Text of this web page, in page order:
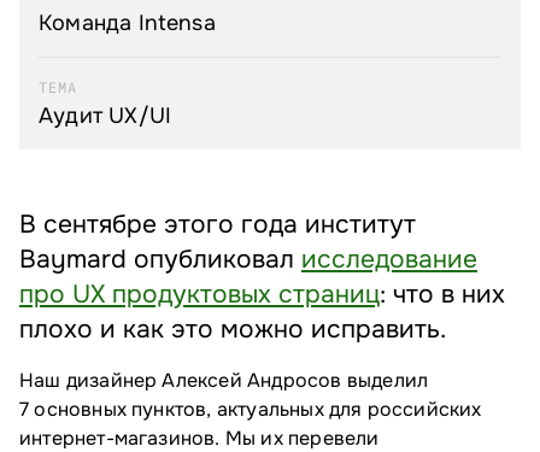
Команда Intensa
ТЕМА
Аудит UX/⁠UI
В сентябре этого года институт
Baymard опубликовал исследование
про UX продуктовых страниц: что в них
плохо и как это можно исправить.
Наш дизайнер Алексей Андросов выделил
7 основных пунктов, актуальных для российских
интернет-магазинов. Мы их перевели